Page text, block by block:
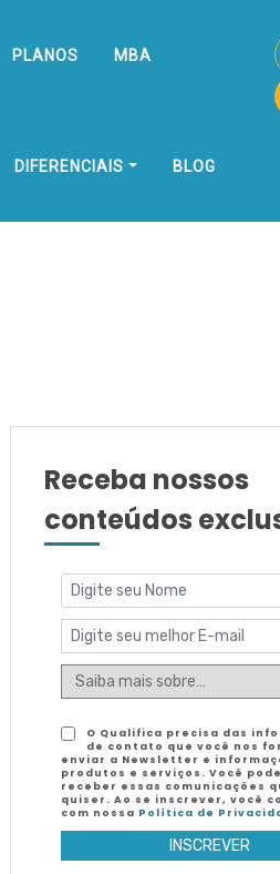
PLANOS MBA
DIFERENCIAIS BLOG
Receba nossos
conteúdos
O Qualifica precisa das
de contato que você nos
enviar a Newsletter e
produtos e serviços. Você
receber essas comunicações
quiser. Ao se inscrever, você
com nossa Política de